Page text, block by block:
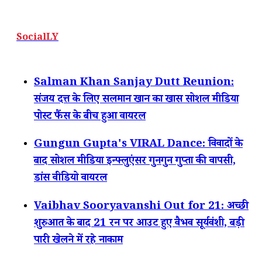
SocialLY
Salman Khan Sanjay Dutt Reunion:
संजय दत्त के लिए सलमान खान का खास सोशल मीडिया
पोस्ट फैंस के बीच हुआ वायरल
Gungun Gupta's VIRAL Dance: विवादों के
बाद सोशल मीडिया इन्फ्लुएंसर गुनगुन गुप्ता की वापसी,
डांस वीडियो वायरल
Vaibhav Sooryavanshi Out for 21: अच्छी
शुरुआत के बाद 21 रन पर आउट हुए वैभव सूर्यवंशी, बड़ी
पारी खेलने में रहे नाकाम